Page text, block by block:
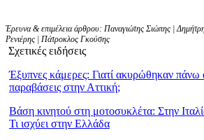
Έρευνα & επιμέλεια άρθρου: Παναγιώτης Σιώπης |
Ρενιέρης | Πάτροκλος Γκούσης
Σχετικές ειδήσεις
Έξυπνες κάμερες: Γιατί ακυρώθηκαν
παραβάσεις στην Αττική;
Βάση κινητού στη μοτοσυκλέτα: Στην
Τι ισχύει στην Ελλάδα